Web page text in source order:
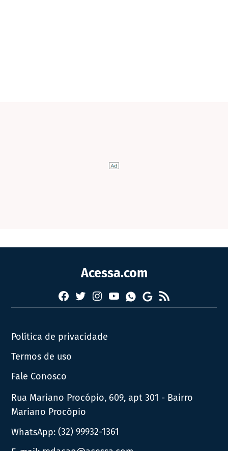
Acessa.com
Facebook
TwitterInstagram
YouTubeWhatsapp
Google
News
RSS
Política de privacidade
Termos de uso
Fale Conosco
Rua Mariano Procópio, 609, apt 301 - Bairro
Mariano Procópio
WhatsApp:(32) 99932-1361